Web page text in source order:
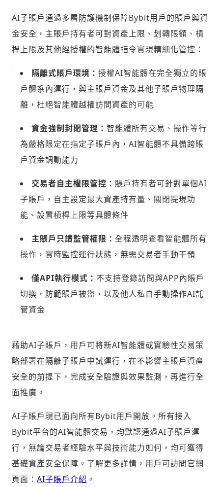
登入或註冊
掌握國際政經脈動
參與下一波全球科技革命
輸入 Email 驗證碼
(十分鐘內有效)
AI子賬戶通過多層防護機制保障Bybit用戶的賬戶與資
金安全，主賬戶持有者可對資產上限、划轉限額、槓
桿上限及其他經授權的智能體指令實現精細化管控：
隔離式賬戶環境： 授權AI智能體在完全獨立的賬
戶體系內運行，與主賬戶資金及其他子賬戶物理隔
離，杜絕智能體越權訪問資產的可能
資金強制封閉管理： 智能體所有交易、操作等行
為嚴格限定在指定子賬戶內， AI智能體不具備跨賬
戶資金調動能力
交易者自主權限管控： 賬戶持有者可針對單個AI
子賬戶，自主設定最大資產持有量、關閉提現功
能、設置槓桿上限等具體條件
主賬戶只讀監管權限： 全程透明查看智能體所有
操作，實時監控運行狀態，無需交易者手動干預
僅API執行模式： 不支持登錄訪問與APP內賬戶
切換，防範賬戶被盜，以及他人私自手動操作AI託
管資金
藉助AI子賬戶，用戶可將新AI智能體或實驗性交易策
略部署在隔離子賬戶中試運行，在不影響主賬戶資產
安全的前提下，完成安全驗證與效果監測，再進行全
面推廣。
AI子賬戶現已面向所有Bybit用戶開放。所有接入
Bybit平台的AI智能體交易，均默認通過AI子賬戶運
行，無論交易者經驗水平與技術能力如何，均可獲得
基礎資產安全保障。了解更多詳情，用戶可訪問官網
頁面： AI子賬戶介紹 。